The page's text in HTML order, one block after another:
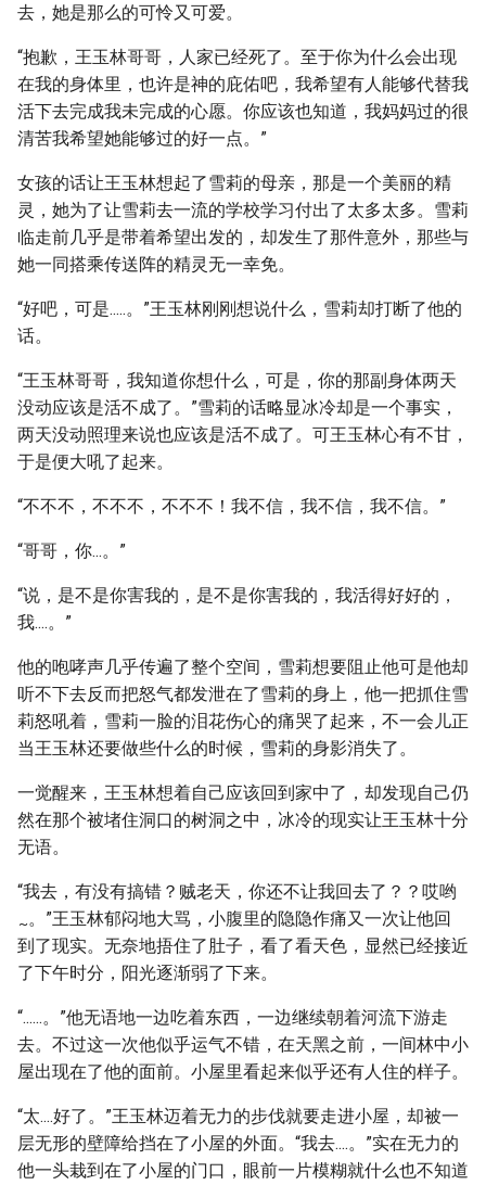
去，她是那么的可怜又可爱。
“抱歉，王玉林哥哥，人家已经死了。至于你为什么会出现
在我的身体里，也许是神的庇佑吧，我希望有人能够代替我
活下去完成我未完成的心愿。你应该也知道，我妈妈过的很
清苦我希望她能够过的好一点。”
女孩的话让王玉林想起了雪莉的母亲，那是一个美丽的精
灵，她为了让雪莉去一流的学校学习付出了太多太多。雪莉
临走前几乎是带着希望出发的，却发生了那件意外，那些与
她一同搭乘传送阵的精灵无一幸免。
“好吧，可是.....。”王玉林刚刚想说什么，雪莉却打断了他的
话。
“王玉林哥哥，我知道你想什么，可是，你的那副身体两天
没动应该是活不成了。”雪莉的话略显冰冷却是一个事实，
两天没动照理来说也应该是活不成了。可王玉林心有不甘，
于是便大吼了起来。
“不不不，不不不，不不不！我不信，我不信，我不信。”
“哥哥，你...。”
“说，是不是你害我的，是不是你害我的，我活得好好的，
我....。”
他的咆哮声几乎传遍了整个空间，雪莉想要阻止他可是他却
听不下去反而把怒气都发泄在了雪莉的身上，他一把抓住雪
莉怒吼着，雪莉一脸的泪花伤心的痛哭了起来，不一会儿正
当王玉林还要做些什么的时候，雪莉的身影消失了。
一觉醒来，王玉林想着自己应该回到家中了，却发现自己仍
然在那个被堵住洞口的树洞之中，冰冷的现实让王玉林十分
无语。
“我去，有没有搞错？贼老天，你还不让我回去了？？哎哟
~。”王玉林郁闷地大骂，小腹里的隐隐作痛又一次让他回
到了现实。无奈地捂住了肚子，看了看天色，显然已经接近
了下午时分，阳光逐渐弱了下来。
“......。”他无语地一边吃着东西，一边继续朝着河流下游走
去。不过这一次他似乎运气不错，在天黑之前，一间林中小
屋出现在了他的面前。小屋里看起来似乎还有人住的样子。
“太....好了。”王玉林迈着无力的步伐就要走进小屋，却被一
层无形的壁障给挡在了小屋的外面。“我去....。”实在无力的
他一头栽到在了小屋的门口，眼前一片模糊就什么也不知道